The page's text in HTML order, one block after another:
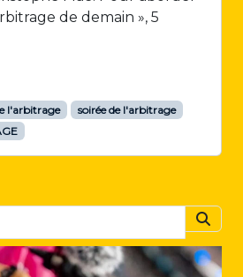
de demain », 5
l'arbitrage
soirée de l'arbitrage